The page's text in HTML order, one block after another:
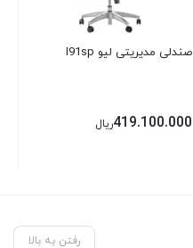
صندلی مدیریتی لیو I91sp
419.100.000ریال
رفتن به بالا